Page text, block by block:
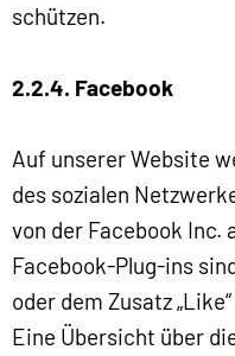
schützen.
2.2.4. Facebook
Auf unserer Website
des sozialen
von der Facebook Inc.
Facebook-Plug-ins
oder dem Zusatz
Eine Übersicht über